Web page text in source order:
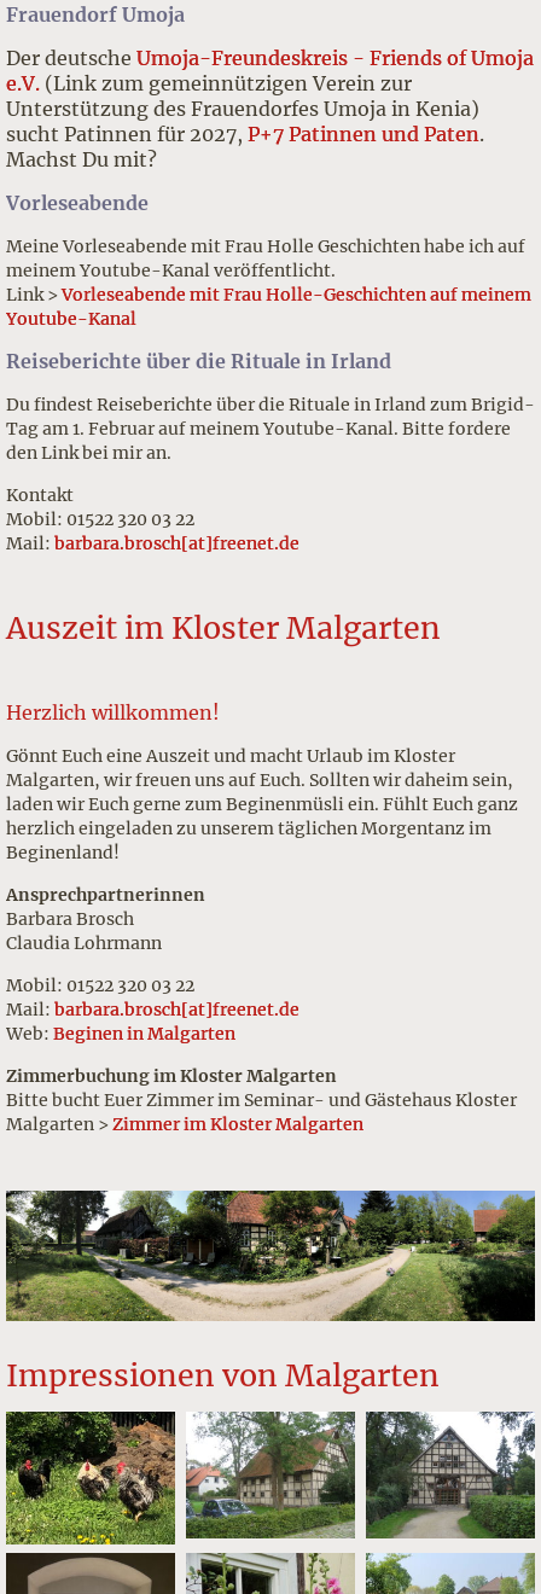
Frauendorf Umoja
Der deutsche Umoja-Freundeskreis - Friends of Umoja
e.V. (Link zum gemeinnützigen Verein zur
Unterstützung des Frauendorfes Umoja in Kenia)
sucht Patinnen für 2027, P+7 Patinnen und Paten.
Machst Du mit?
Vorleseabende
Meine Vorleseabende mit Frau Holle Geschichten habe ich auf
meinem Youtube-Kanal veröffentlicht.
Link >Vorleseabende mit Frau Holle-Geschichten auf meinem
Youtube-Kanal
Reiseberichte über die Rituale in Irland
Du findest Reiseberichte über die Rituale in Irland zum Brigid-
Tag am 1. Februar auf meinem Youtube-Kanal. Bitte fordere
den Link bei mir an.
Kontakt
Mobil: 01522 320 03 22
Mail: barbara.brosch[at]freenet.de
Auszeit im Kloster Malgarten
Herzlich willkommen!
Gönnt Euch eine Auszeit und macht Urlaub im Kloster
Malgarten, wir freuen uns auf Euch. Sollten wir daheim sein,
laden wir Euch gerne zum Beginenmüsli ein. Fühlt Euch ganz
herzlich eingeladen zu unserem täglichen Morgentanz im
Beginenland!
Ansprechpartnerinnen
Barbara Brosch
Claudia Lohrmann
Mobil: 01522 320 03 22
Mail: barbara.brosch[at]freenet.de
Web: Beginen in Malgarten
Zimmerbuchung im Kloster Malgarten
Bitte bucht Euer Zimmer im Seminar- und Gästehaus Kloster
Malgarten > Zimmer im Kloster Malgarten
Impressionen von Malgarten